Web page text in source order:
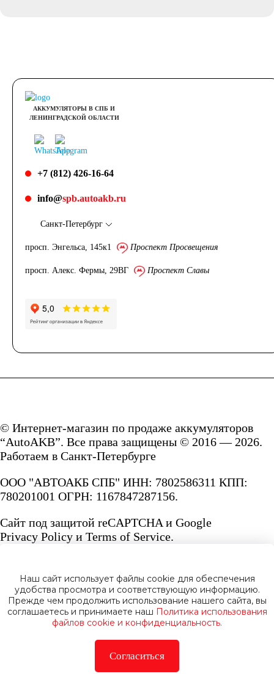
АККУМУЛЯТОРЫ В СПБ И
ЛЕНИНГРАДСКОЙ ОБЛАСТИ
+7 (812) 426-16-64
info@spb.autoakb.ru
Санкт-Петербург
просп. Энгельса, 145к1 Проспект Просвещения
просп. Алекс. Фермы, 29ВГ Проспект Славы
© Интернет-магазин по продаже аккумуляторов
“AutoAKB”. Все права защищены © 2016 — 2026.
Работаем в Санкт-Петербурге
ООО "АВТОАКБ СПБ" ИНН: 7802586311 КПП:
780201001 ОГРН: 1167847287156.
Сайт под защитой reCAPTCHA и Google
Privacy Policy и Terms of Service.
Политика конфиденциальности
Наш сайт использует файлы cookie для обеспечения
удобства просмотра и соответствующую информацию.
Прежде чем продолжить использование нашего сайта, вы
соглашаетесь и принимаете наш Политика использования
файлов cookie и конфиденциальность.
Согласиться